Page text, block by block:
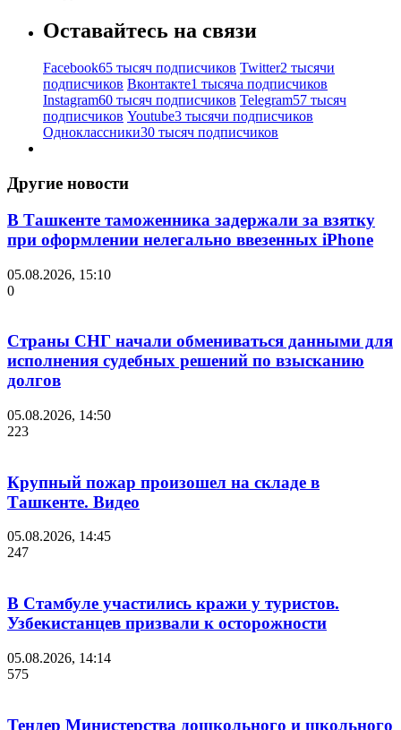
Оставайтесь на связи
Facebook65 тысяч подписчиков Twitter2 тысячи
подписчиков Вконтакте1 тысяча подписчиков
Instagram60 тысяч подписчиков Telegram57 тысяч
подписчиков Youtube3 тысячи подписчиков
Одноклассники30 тысяч подписчиков
Другие новости
В Ташкенте таможенника задержали за взятку
при оформлении нелегально ввезенных iPhone
05.08.2026, 15:10
0
Страны СНГ начали обмениваться данными для
исполнения судебных решений по взысканию
долгов
05.08.2026, 14:50
223
Крупный пожар произошел на складе в
Ташкенте. Видео
05.08.2026, 14:45
247
В Стамбуле участились кражи у туристов.
Узбекистанцев призвали к осторожности
05.08.2026, 14:14
575
Тендер Министерства дошкольного и школьного